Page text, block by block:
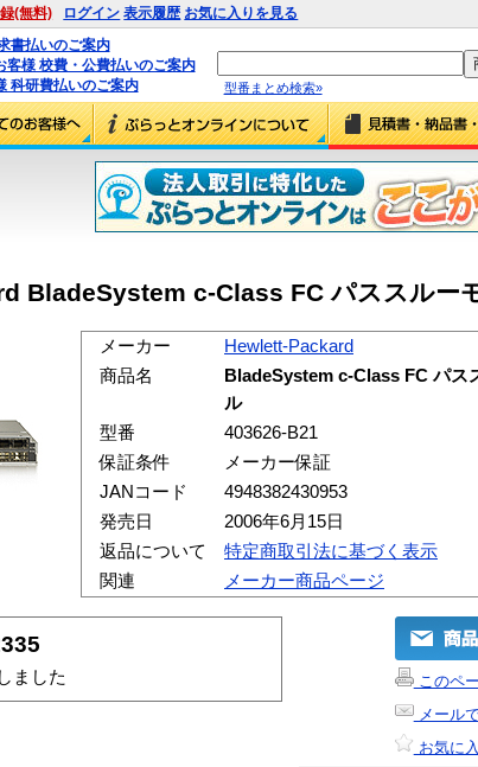
(無料) ログイン 表示履歴 お気に入りを見る
書払いのご案内
客様 校費・公費払いのご案内
科研費払いのご案内
型番まとめ検索»
BladeSystem c-Class FC パススルー
メーカー
Hewlett-Packard
商品名
BladeSystem c-Class FC パス
ル
型番
403626-B21
保証条件
メーカー保証
JANコード
4948382430953
発売日
2006年6月15日
返品について
特定商取引法に基づく表示
関連
メーカー商品ページ
ました
このペ
メール
お気に